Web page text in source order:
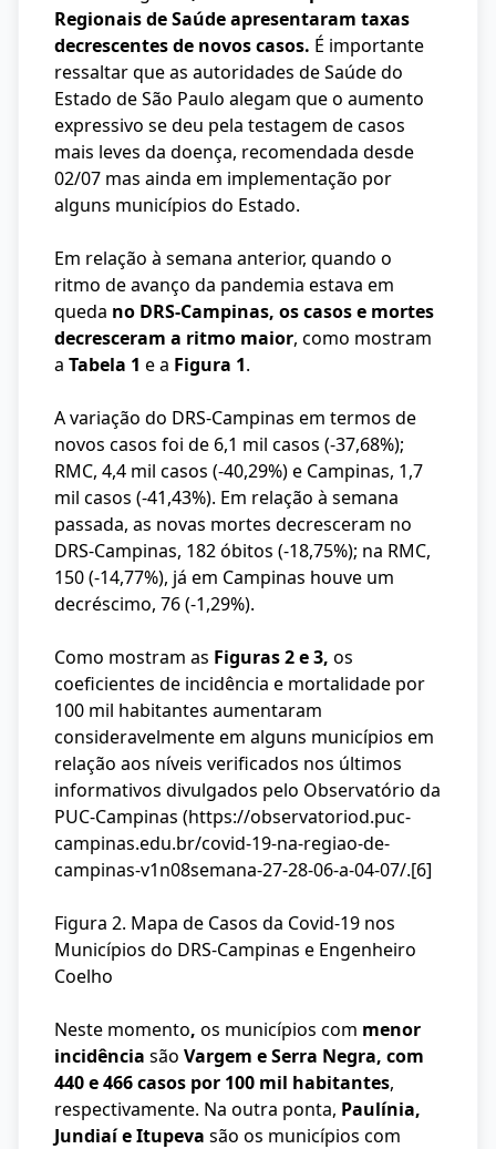
Regionais de Saúde apresentaram taxas
decrescentes de novos casos. É importante
ressaltar que as autoridades de Saúde do
Estado de São Paulo alegam que o aumento
expressivo se deu pela testagem de casos
mais leves da doença, recomendada desde
02/07 mas ainda em implementação por
alguns municípios do Estado.
Em relação à semana anterior, quando o
ritmo de avanço da pandemia estava em
queda no DRS-Campinas, os casos e mortes
decresceram a ritmo maior, como mostram
a Tabela 1 e a Figura 1.
A variação do DRS-Campinas em termos de
novos casos foi de 6,1 mil casos (-37,68%);
RMC, 4,4 mil casos (-40,29%) e Campinas, 1,7
mil casos (-41,43%). Em relação à semana
passada, as novas mortes decresceram no
DRS-Campinas, 182 óbitos (-18,75%); na RMC,
150 (-14,77%), já em Campinas houve um
decréscimo, 76 (-1,29%).
Como mostram as Figuras 2 e 3, os
coeficientes de incidência e mortalidade por
100 mil habitantes aumentaram
consideravelmente em alguns municípios em
relação aos níveis verificados nos últimos
informativos divulgados pelo Observatório da
PUC-Campinas (https://observatoriod.puc-
campinas.edu.br/covid-19-na-regiao-de-
campinas-v1n08semana-27-28-06-a-04-07/.[6]
Figura 2. Mapa de Casos da Covid-19 nos
Municípios do DRS-Campinas e Engenheiro
Coelho
Neste momento, os municípios com menor
incidência são Vargem e Serra Negra, com
440 e 466 casos por 100 mil habitantes,
respectivamente. Na outra ponta, Paulínia,
Jundiaí e Itupeva são os municípios com